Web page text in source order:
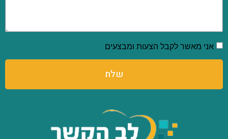
אני מאשר לקבל הצעות ומבצעים
שלח